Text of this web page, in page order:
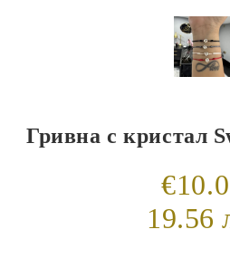
Гривна с кристал
19.56